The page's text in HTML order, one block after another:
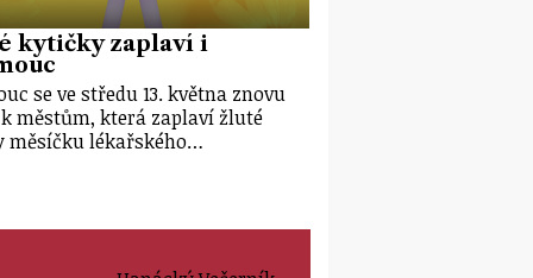
kytičky zaplaví i
se ve středu 13. května znovu
městům, která zaplaví žluté
měsíčku lékařského…